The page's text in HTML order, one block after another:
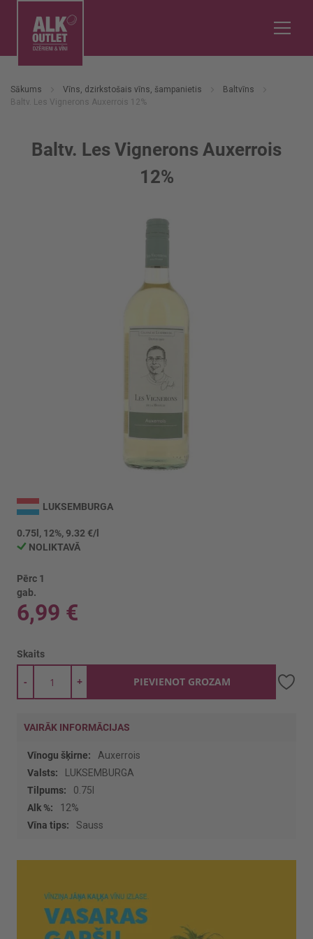
Sākums Vīns, dzirkstošais vīns, šampanietis
Baltvīns
Baltv. Les Vignerons Auxerrois 12%
Baltv. Les Vignerons Auxerrois
12%
uz
galerijas
sākumu
LUKSEMBURGA
0.75l, 12%, 9.32 €/l
NOLIKTAVĀ
Pērc 1
gab.
6,99 €
Skaits
+
- PIEVIENOT GROZAM
VAIRĀK INFORMĀCIJAS
Vairāk
informācijas
Auxerrois
LUKSEMBURGA
0.75l
12%
Sauss